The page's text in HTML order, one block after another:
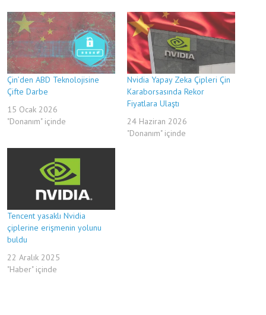
Çin’den ABD Teknolojisine
Çifte Darbe
15 Ocak 2026
"Donanım" içinde
Nvidia Yapay Zeka Çipleri Çin
Karaborsasında Rekor
Fiyatlara Ulaştı
24 Haziran 2026
"Donanım" içinde
Tencent yasaklı Nvidia
çiplerine erişmenin yolunu
buldu
22 Aralık 2025
"Haber" içinde